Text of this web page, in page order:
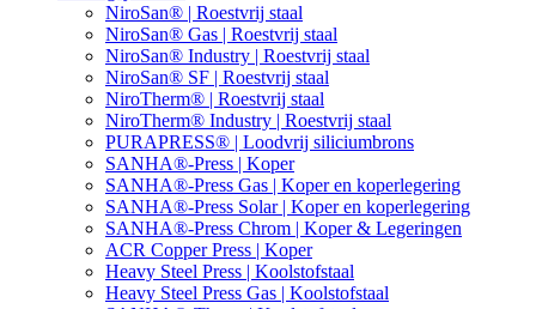
NiroSan® | Roestvrij staal
NiroSan® Gas | Roestvrij staal
NiroSan® Industry | Roestvrij staal
NiroSan® SF | Roestvrij staal
NiroTherm® | Roestvrij staal
NiroTherm® Industry | Roestvrij staal
PURAPRESS® | Loodvrij siliciumbrons
SANHA®-Press | Koper
SANHA®-Press Gas | Koper en koperlegering
SANHA®-Press Solar | Koper en koperlegering
SANHA®-Press Chrom | Koper & Legeringen
ACR Copper Press | Koper
Heavy Steel Press | Koolstofstaal
Heavy Steel Press Gas | Koolstofstaal